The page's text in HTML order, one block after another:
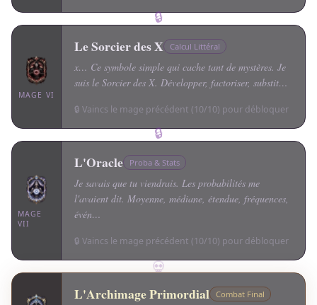
🔒
MAGE VI
Le Sorcier des X Calcul Littéral
x… Ce symbole simple qui cache tant de mystères. Je
suis le Sorcier des X. Développer, factoriser, substit…
🔒 Vaincs le mage précédent (10/10) pour débloquer
🔒
MAGE
VII
L'Oracle Proba & Stats
Je savais que tu viendrais. Les probabilités me
l'avaient dit. Moyenne, médiane, étendue, fréquences,
évén…
🔒 Vaincs le mage précédent (10/10) pour débloquer
💀
L'Archimage Primordial Combat Final